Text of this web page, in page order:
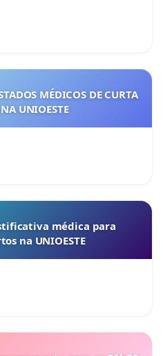
MÉDICOS DE CURTA
UNIOESTE
médica para
na UNIOESTE